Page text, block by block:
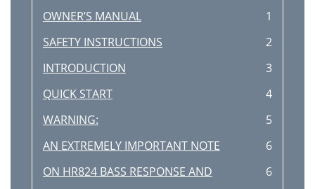
OWNER’S MANUAL
1
SAFETY INSTRUCTIONS
2
INTRODUCTION
3
QUICK START
4
WARNING:
5
AN EXTREMELY IMPORTANT NOTE
6
ON HR824 BASS RESPONSE AND
6